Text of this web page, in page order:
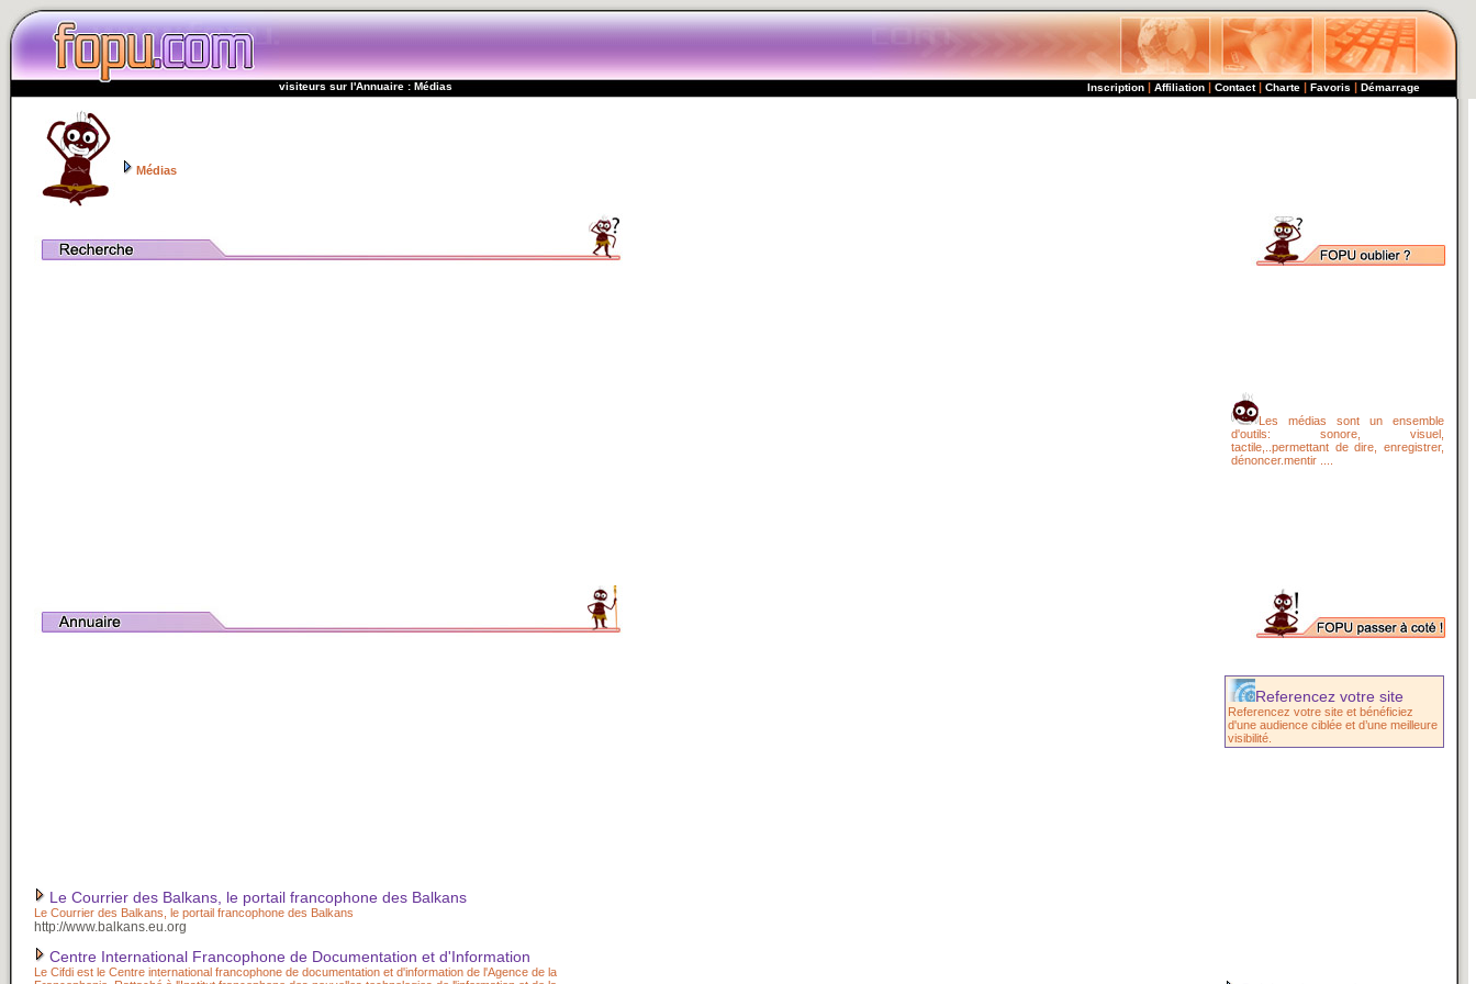
visiteurs sur l'Annuaire : Médias Inscription | Affiliation | Contact | Charte | Favoris | Démarrage
Médias
Les médias sont un ensemble
d'outils: sonore, visuel,
tactile,..permettant de dire, enregistrer,
dénoncer.mentir ....
Le Courrier des Balkans, le portail francophone des Balkans
Le Courrier des Balkans, le portail francophone des Balkans
http://www.balkans.eu.org
Centre International Francophone de Documentation et d'Information
Le Cifdi est le Centre international francophone de documentation et d'information de l'Agence de la
Referencez votre site
Referencez votre site et bénéficiez
d'une audience ciblée et d’une meilleure
visibilité.